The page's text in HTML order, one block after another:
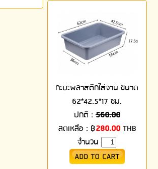
กะบะพลาสติกใส่จาน ขนาด
62*42.5*17 ซม.
ปกติ : 560.00
ลดเหลือ : ฿280.00THB
จำนวน